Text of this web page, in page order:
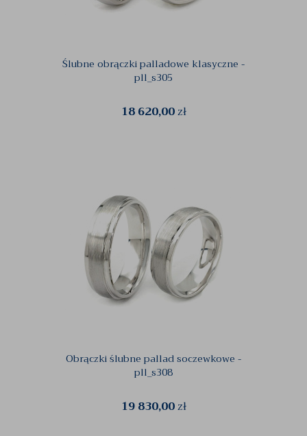
Ślubne obrączki palladowe klasyczne -
pll_s305
18 620,00zł
Obrączki ślubne pallad soczewkowe -
pll_s308
19 830,00zł